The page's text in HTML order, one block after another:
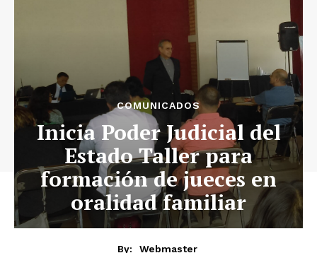
COMUNICADOS
Inicia Poder Judicial del
Estado Taller para
formación de jueces en
oralidad familiar
By:
Webmaster